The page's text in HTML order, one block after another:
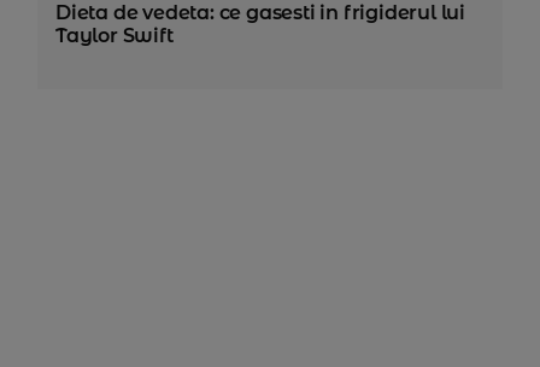
Dieta de vedeta: ce gasesti in frigiderul lui
Taylor Swift